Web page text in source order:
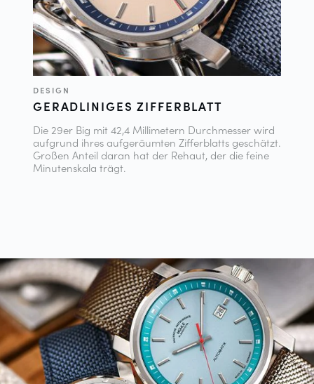
DESIGN
GERADLINIGES ZIFFERBLATT
Die 29er Big mit 42,4 Millimetern Durchmesser wird
aufgrund ihres aufgeräumten Zifferblatts geschätzt.
Großen Anteil daran hat der Rehaut, der die feine
Minutenskala trägt.